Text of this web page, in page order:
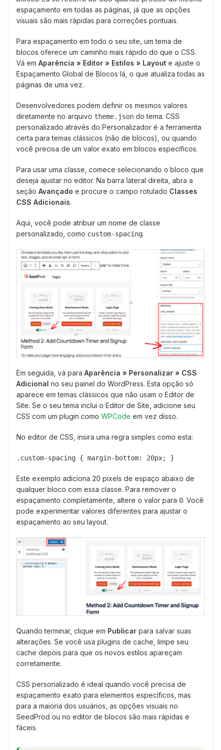
espaçamento em todas as páginas, já que as opções
visuais são mais rápidas para correções pontuais.
Para espaçamento em todo o seu site, um tema de
blocos oferece um caminho mais rápido do que o CSS.
Vá em Aparência » Editor » Estilos » Layout e ajuste o
Espaçamento Global de Blocos lá, o que atualiza todas as
páginas de uma vez.
Desenvolvedores podem definir os mesmos valores
diretamente no arquivo theme.json do tema. CSS
personalizado através do Personalizador é a ferramenta
certa para temas clássicos (não de blocos), ou quando
você precisa de um valor exato em blocos específicos.
Para usar uma classe, comece selecionando o bloco que
deseja ajustar no editor. Na barra lateral direita, abra a
seção Avançado e procure o campo rotulado Classes
CSS Adicionais.
Aqui, você pode atribuir um nome de classe
personalizado, como custom-spacing.
Em seguida, vá para Aparência » Personalizar » CSS
Adicional no seu painel do WordPress. Esta opção só
aparece em temas clássicos que não usam o Editor de
Site. Se o seu tema inclui o Editor de Site, adicione seu
CSS com um plugin como WPCode em vez disso.
No editor de CSS, insira uma regra simples como esta:
.custom-spacing { margin-bottom: 20px; }
Este exemplo adiciona 20 pixels de espaço abaixo de
qualquer bloco com essa classe. Para remover o
espaçamento completamente, altere o valor para 0. Você
pode experimentar valores diferentes para ajustar o
espaçamento ao seu layout.
Quando terminar, clique em Publicar para salvar suas
alterações. Se você usa plugins de cache, limpe seu
cache depois para que os novos estilos apareçam
corretamente.
CSS personalizado é ideal quando você precisa de
espaçamento exato para elementos específicos, mas
para a maioria dos usuários, as opções visuais no
SeedProd ou no editor de blocos são mais rápidas e
fáceis.